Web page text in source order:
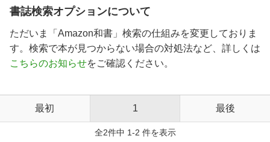
書誌検索オプションについて
ただいま「Amazon和書」検索の仕組みを変更しておりま
す。検索で本が見つからない場合の対処法など、詳しくは
こちらのお知らせをご確認ください。
最初 1 最後
全2件中 1-2 件を表示